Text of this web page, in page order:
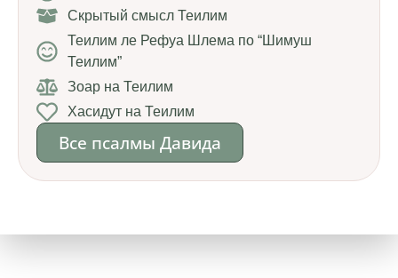
Скрытый смысл Теилим
Теилим ле Рефуа Шлема по “Шимуш
Теилим”
Зоар на Теилим
Хасидут на Теилим
Все псалмы Давида